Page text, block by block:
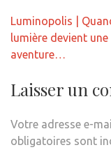
Navigation
de
l’article
Luminopolis |
lumière devient une
aventure…
Laisser un
Votre adresse e-
obligatoires sont